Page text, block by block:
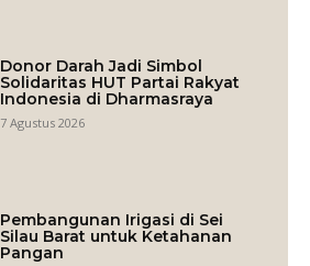
Donor Darah Jadi Simbol
Solidaritas HUT Partai Rakyat
Indonesia di Dharmasraya
7 Agustus 2026
Pembangunan Irigasi di Sei
Silau Barat untuk Ketahanan
Pangan